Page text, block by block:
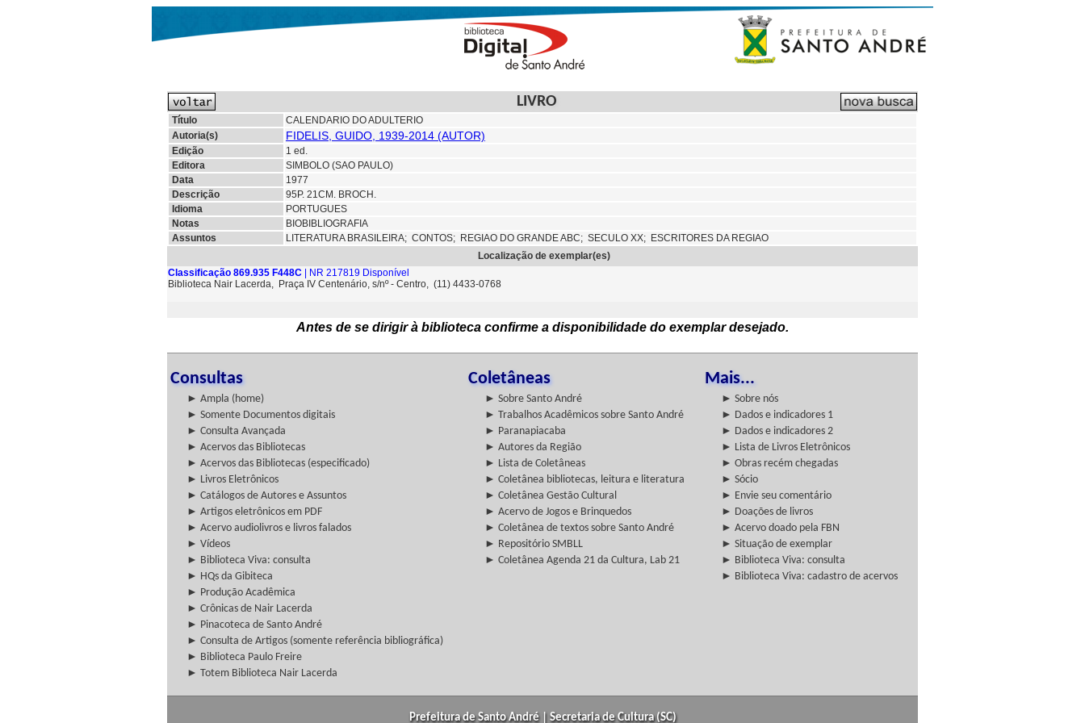
LIVRO
Título
CALENDARIO DO ADULTERIO
Autoria(s)
FIDELIS, GUIDO, 1939-2014 (AUTOR)
Edição
1 ed.
Editora
SIMBOLO (SAO PAULO)
Data
1977
Descrição
95P. 21CM. BROCH.
Idioma
PORTUGUES
Notas
BIOBIBLIOGRAFIA
Assuntos
LITERATURA BRASILEIRA; CONTOS; REGIAO DO GRANDE ABC; SECULO XX; ESCRITORES DA REGIAO
Localização de exemplar(es)
Classificação 869.935 F448C | NR 217819 Disponível
Biblioteca Nair Lacerda, Praça IV Centenário, s/nº - Centro, (11) 4433-0768
Antes de se dirigir à biblioteca confirme a disponibilidade do exemplar desejado.
Consultas Coletâneas Mais...
► Ampla (home) ► Sobre Santo André
► Sobre nós
► Somente Documentos digitais
► Trabalhos Acadêmicos sobre Santo André
► Dados e indicadores 1
► Consulta Avançada
► Paranapiacaba
► Dados e indicadores 2
► Acervos das Bibliotecas
► Autores da Região
► Lista de Livros Eletrônicos
► Acervos das Bibliotecas (especificado)
► Lista de Coletâneas
► Obras recém chegadas
► Livros Eletrônicos
► Coletânea bibliotecas, leitura e literatura
► Sócio
► Catálogos de Autores e Assuntos
► Coletânea Gestão Cultural
► Envie seu comentário
► Artigos eletrônicos em PDF
► Acervo de Jogos e Brinquedos
► Doações de livros
► Acervo audiolivros e livros falados
► Coletânea de textos sobre Santo André
► Acervo doado pela FBN
► Vídeos
► Repositório SMBLL
► Situação de exemplar
► Biblioteca Viva: consulta
► Coletânea Agenda 21 da Cultura, Lab 21
► Biblioteca Viva: consulta
► HQs da Gibiteca
► Biblioteca Viva: cadastro de acervos
► Produção Acadêmica
► Crônicas de Nair Lacerda
► Pinacoteca de Santo André
► Consulta de Artigos (somente referência bibliográfica)
► Biblioteca Paulo Freire
► Totem Biblioteca Nair Lacerda
Prefeitura de Santo André | Secretaria de Cultura (SC)